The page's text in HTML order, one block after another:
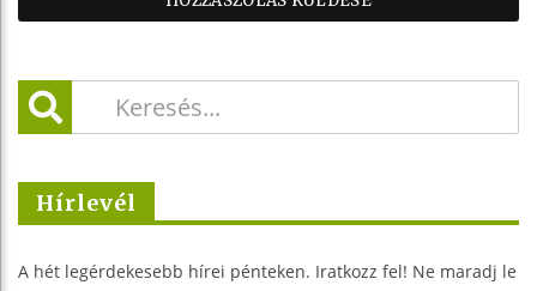
Hírlevél
A hét legérdekesebb hírei pénteken. Iratkozz fel! Ne maradj le